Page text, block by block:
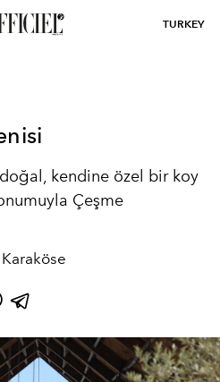
TURKEY
kendine özel bir koy
Çeşme